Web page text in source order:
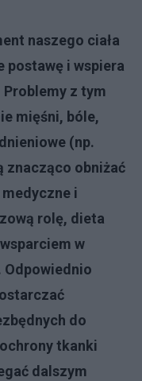
naszego ciała
postawę i wspiera
z tym
mięśni, bóle,
(np.
znacząco obniżać
i
rolę, dieta
w
do
tkanki
dalszym